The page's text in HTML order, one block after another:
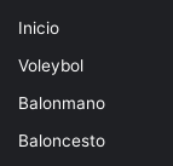
Inicio
Voleybol
Balonmano
Baloncesto